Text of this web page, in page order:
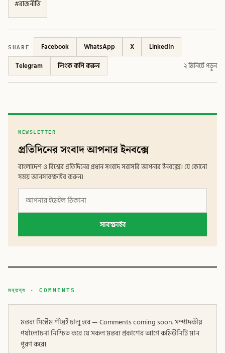
#রাজনীতি
SHARE Facebook WhatsApp X
LinkedIn
Telegram
লিংক কপি করুন ২ মিনিটে পড়ুন
NEWSLETTER
প্রতিদিনের সংবাদ আপনার ইনবক্সে
বাংলাদেশ ও বিশ্বের প্রতিদিনের প্রধান সংবাদ সরাসরি আপনার ইনবক্সে। যে কোনো
সময় আনসাবস্ক্রাইব করুন।
সাবস্ক্রাইব
মন্তব্য · COMMENTS
মন্তব্য সিস্টেম শীঘ্রই চালু হবে — Comments coming soon. সম্পাদকীয়
পর্যালোচনা নিশ্চিত করে যে সকল মন্তব্য প্রকাশের আগে কমিউনিটি মান
পূরণ করে।